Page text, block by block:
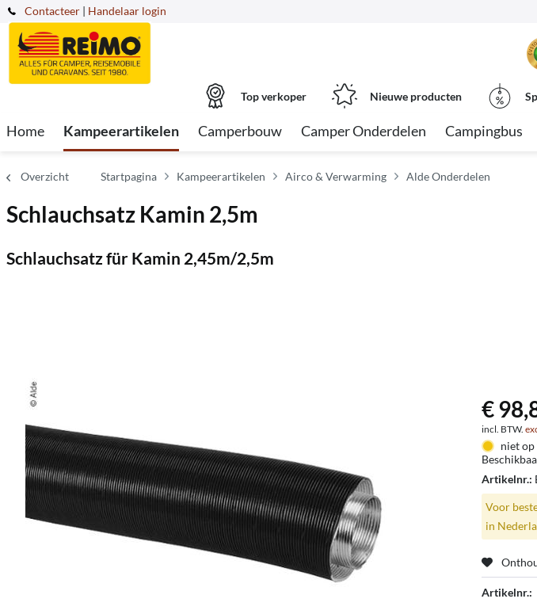
Contacteer | Handelaar login
Top verkoper Nieuwe producten
Home Kampeerartikelen Camperbouw Camper Onderdelen Campingbus
Overzicht Startpagina Kampeerartikelen Airco & Verwarming Alde Onderdelen
Schlauchsatz Kamin 2,5m
Schlauchsatz für Kamin 2,45m/2,5m
€
incl. BTW.
niet
Artikelnr.:
Voor
in
Artikelnr.: